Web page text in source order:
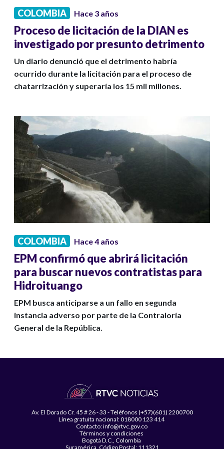
COLOMBIA Hace 3 años
Proceso de licitación de la DIAN es
investigado por presunto detrimento
Un diario denunció que el detrimento habría
ocurrido durante la licitación para el proceso de
chatarrización y superaría los 15 mil millones.
COLOMBIA Hace 4 años
EPM confirmó que abrirá licitación
para buscar nuevos contratistas para
Hidroituango
EPM busca anticiparse a un fallo en segunda
instancia adverso por parte de la Contraloría
General de la República.
Av. El Dorado Cr. 45 # 26 - 33 - Teléfonos (+57)(601) 2200700
Línea gratuita nacional: 018000 123 414
Contacto: info@rtvc.gov.co
Términos y condiciones
Bogotá D.C., Colombia
Suramérica, Código Postal: 111321